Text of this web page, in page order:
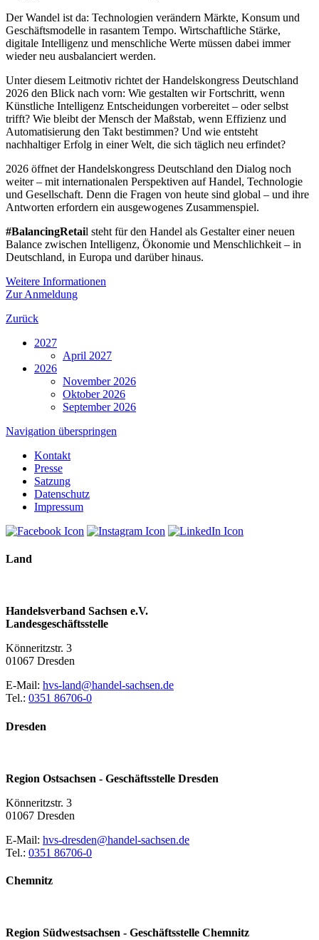
Der Wandel ist da: Technologien verändern Märkte, Konsum und
Geschäftsmodelle in rasantem Tempo. Wirtschaftliche Stärke,
digitale Intelligenz und menschliche Werte müssen dabei immer
wieder neu ausbalanciert werden.
Unter diesem Leitmotiv richtet der Handelskongress Deutschland
2026 den Blick nach vorn: Wie gestalten wir Fortschritt, wenn
Künstliche Intelligenz Entscheidungen vorbereitet – oder selbst
trifft? Wie bleibt der Mensch der Maßstab, wenn Effizienz und
Automatisierung den Takt bestimmen? Und wie entsteht
nachhaltiger Erfolg in einer Welt, die sich täglich neu erfindet?
2026 öffnet der Handelskongress Deutschland den Dialog noch
weiter – mit internationalen Perspektiven auf Handel, Technologie
und Gesellschaft. Denn die Fragen von heute sind global – und ihre
Antworten erfordern ein ausgewogenes Zusammenspiel.
#BalancingRetail steht für den Handel als Gestalter einer neuen
Balance zwischen Intelligenz, Ökonomie und Menschlichkeit – in
Deutschland, in Europa und darüber hinaus.
Weitere Informationen
Zur Anmeldung
Zurück
2027
April 2027
2026
November 2026
Oktober 2026
September 2026
Navigation überspringen
Kontakt
Presse
Satzung
Datenschutz
Impressum
Land
Handelsverband Sachsen e.V.
Landesgeschäftsstelle
Könneritzstr. 3
01067 Dresden
E-Mail: hvs-land@handel-sachsen.de
Tel.: 0351 86706-0
Dresden
Region Ostsachsen - Geschäftsstelle Dresden
Könneritzstr. 3
01067 Dresden
E-Mail: hvs-dresden@handel-sachsen.de
Tel.: 0351 86706-0
Chemnitz
Region Südwestsachsen - Geschäftsstelle Chemnitz